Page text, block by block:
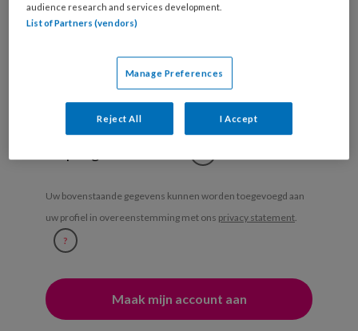
Ontvang iedere zondag het
Weekoverzicht
Ja, ik geef toestemming voor e-mails
van KinderopvangTotaal en
Uw bovenstaande gegevens kunnen worden toegevoegd aan
uw profiel in overeenstemming met ons privacy statement.
?
audience research and services development.
List of Partners (vendors)
Manage Preferences
Reject All I Accept